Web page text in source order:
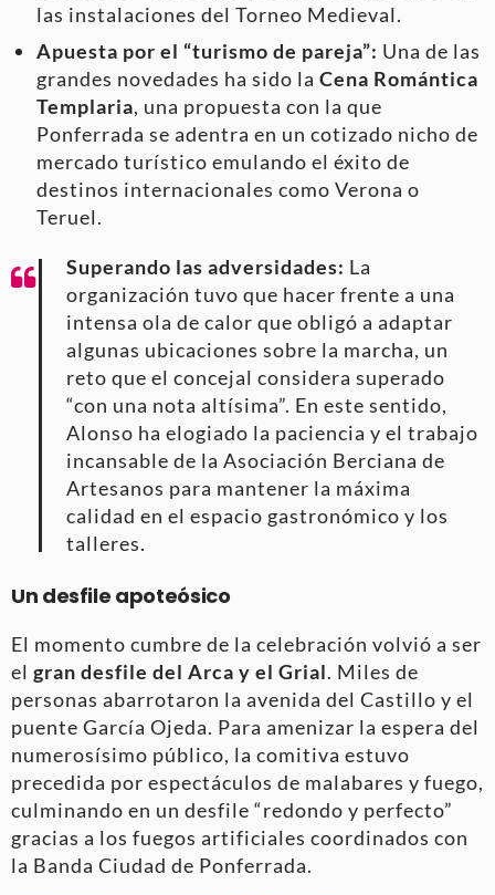
las instalaciones del Torneo Medieval.
Apuesta por el “turismo de pareja”: Una de las
grandes novedades ha sido la Cena Romántica
Templaria, una propuesta con la que
Ponferrada se adentra en un cotizado nicho de
mercado turístico emulando el éxito de
destinos internacionales como Verona o
Teruel.
Superando las adversidades: La
organización tuvo que hacer frente a una
intensa ola de calor que obligó a adaptar
algunas ubicaciones sobre la marcha, un
reto que el concejal considera superado
“con una nota altísima”. En este sentido,
Alonso ha elogiado la paciencia y el trabajo
incansable de la Asociación Berciana de
Artesanos para mantener la máxima
calidad en el espacio gastronómico y los
talleres.
Un desfile apoteósico
El momento cumbre de la celebración volvió a ser
el gran desfile del Arca y el Grial. Miles de
personas abarrotaron la avenida del Castillo y el
puente García Ojeda. Para amenizar la espera del
numerosísimo público, la comitiva estuvo
precedida por espectáculos de malabares y fuego,
culminando en un desfile “redondo y perfecto”
gracias a los fuegos artificiales coordinados con
la Banda Ciudad de Ponferrada.